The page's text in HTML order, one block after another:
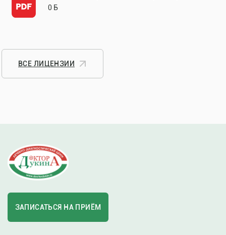
0 Б
ВСЕ ЛИЦЕНЗИИ
ЗАПИСАТЬСЯ НА ПРИЁМ